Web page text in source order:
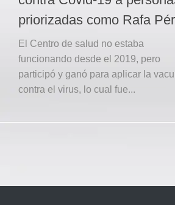
priorizadas como Rafa
El Centro de salud no estaba
funcionando desde el 2019, pero
participó y ganó para aplicar la
contra el virus, lo cual fue...